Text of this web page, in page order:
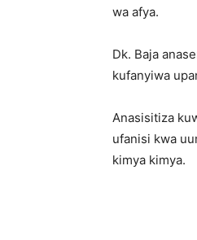
wa afya.
Dk. Baja
kufanyiwa
Anasisitiza
ufanisi kwa
kimya kimya.